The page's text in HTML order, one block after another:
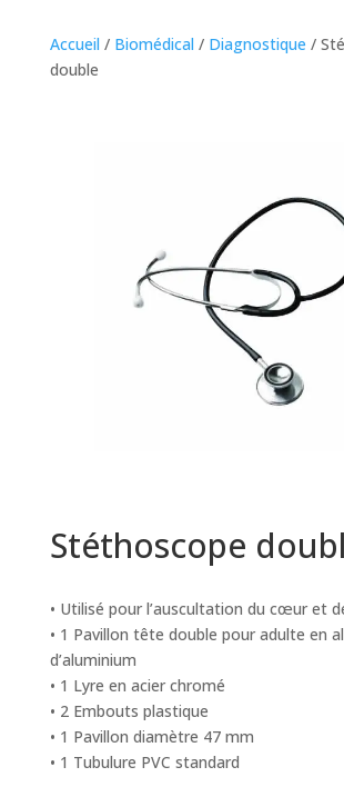
Accueil / Biomédical / Diagnostique /
double
Stéthoscope
• Utilisé pour l’auscultation du cœur et
• 1 Pavillon tête double pour adulte en
d’aluminium
• 1 Lyre en acier chromé
• 2 Embouts plastique
• 1 Pavillon diamètre 47 mm
• 1 Tubulure PVC standard